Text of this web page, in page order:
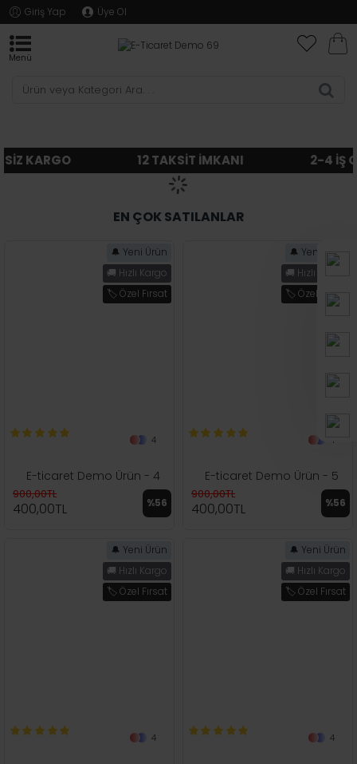
Giriş Yap Üye Ol
KARGO 12 TAKSİT İMKANI 2-4 İŞ
EN ÇOK SATILANLAR
🔔 Yeni Ürün
🚚 Hızlı Kargo
🏷️ Özel Fırsat
4
E-ticaret Demo Ürün - 4
400,00TL
900,00TL
%56
🔔 Yeni Ürün
🚚 Hızlı Kargo
🏷️ Özel Fırsat
4
E-ticaret Demo Ürün - 5
400,00TL
900,00TL
%56
🔔 Yeni Ürün
🚚 Hızlı Kargo
🏷️ Özel Fırsat
4
🔔 Yeni Ürün
🚚 Hızlı Kargo
🏷️ Özel Fırsat
4